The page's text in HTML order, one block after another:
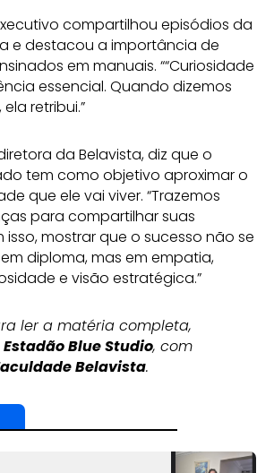
compartilhou episódios da
e destacou a importância de
em manuais. ““Curiosidade
essencial. Quando dizemos
retribui.”
da Belavista, diz que o
tem como objetivo aproximar o
que ele vai viver. “Trazemos
para compartilhar suas
isso, mostrar que o sucesso não se
diploma, mas em empatia,
e visão estratégica.”
ler a matéria completa,
Estadão Blue Studio, com
Belavista.